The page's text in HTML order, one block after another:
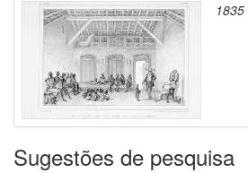
1835
Sugestões de pesquisa